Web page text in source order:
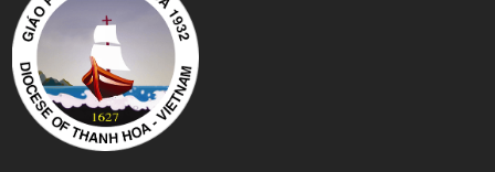
GIÁO PHẬN HẢI PHÒNG
TỔNG GIÁO PHẬN HUẾ
GIÁO PHẬN HƯNG HOÁ
GIÁO PHẬN KON TUM